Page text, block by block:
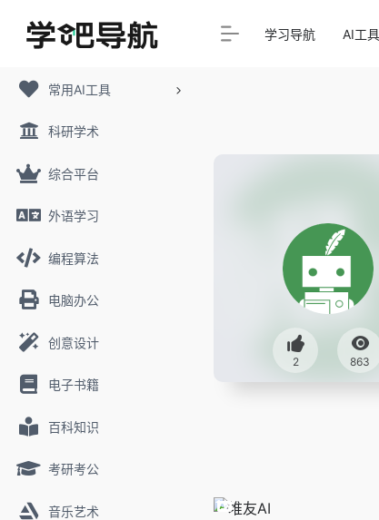
常用AI工具
科研学术
综合平台
外语学习
编程算法
电脑办公
创意设计
电子书籍
百科知识
考研考公
音乐艺术
学习导航 AI工
2 863